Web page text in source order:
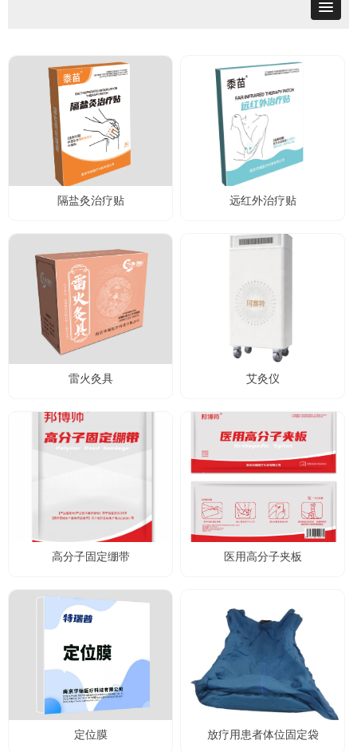
隔盐灸治疗贴 远红外治疗贴
雷火灸具 艾灸仪
高分子固定绷带 医用高分子夹板
定位膜 放疗用患者体位固定袋